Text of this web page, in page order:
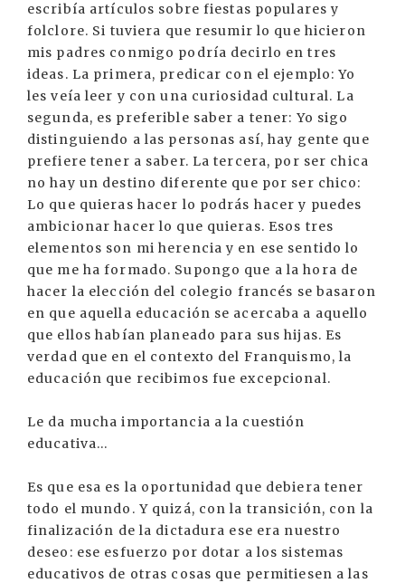
escribía artículos sobre fiestas populares y
folclore. Si tuviera que resumir lo que hicieron
mis padres conmigo podría decirlo en tres
ideas. La primera, predicar con el ejemplo: Yo
les veía leer y con una curiosidad cultural. La
segunda, es preferible saber a tener: Yo sigo
distinguiendo a las personas así, hay gente que
prefiere tener a saber. La tercera, por ser chica
no hay un destino diferente que por ser chico:
Lo que quieras hacer lo podrás hacer y puedes
ambicionar hacer lo que quieras. Esos tres
elementos son mi herencia y en ese sentido lo
que me ha formado. Supongo que a la hora de
hacer la elección del colegio francés se basaron
en que aquella educación se acercaba a aquello
que ellos habían planeado para sus hijas. Es
verdad que en el contexto del Franquismo, la
educación que recibimos fue excepcional.
Le da mucha importancia a la cuestión
educativa...
Es que esa es la oportunidad que debiera tener
todo el mundo. Y quizá, con la transición, con la
finalización de la dictadura ese era nuestro
deseo: ese esfuerzo por dotar a los sistemas
educativos de otras cosas que permitiesen a las